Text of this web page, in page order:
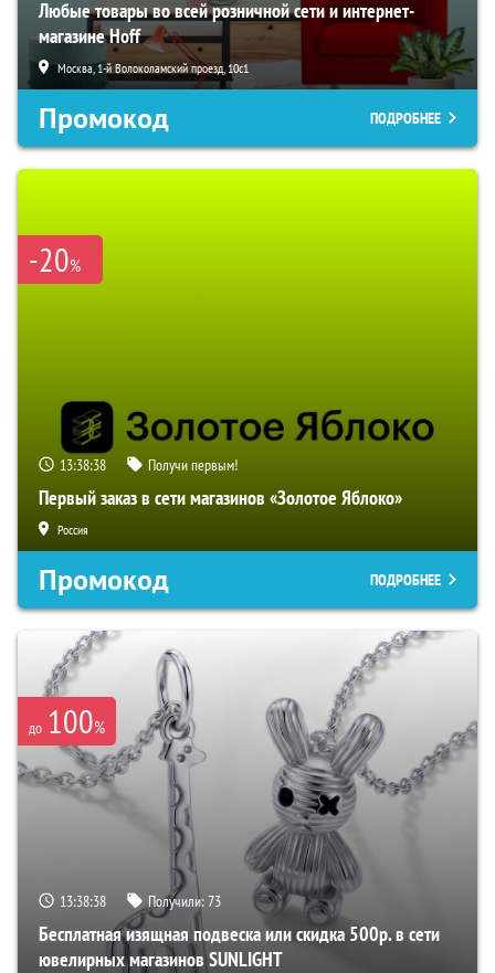
Любые товары во всей розничной сети и интернет-
магазине Hoff
Москва, 1-й Волоколамский проезд, 10с1
Промокод ПОДРОБНЕЕ
-20%
13:38:37 Получи первым!
Первый заказ в сети магазинов «Золотое Яблоко»
Россия
Промокод ПОДРОБНЕЕ
до 100%
13:38:37 Получили:73
Бесплатная изящная подвеска или скидка 500р. в сети
ювелирных магазинов SUNLIGHT